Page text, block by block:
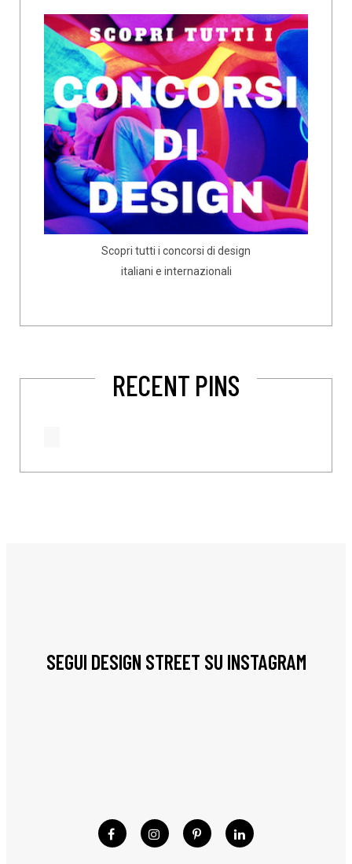
Scopri tutti i concorsi di design
italiani e internazionali
RECENT PINS
SEGUI DESIGN STREET SU INSTAGRAM